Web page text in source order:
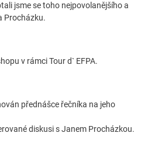
jsme se toho nejpovolanějšího a
Procházku.
v rámci Tour d` EFPA.
přednášce řečníka na jeho
diskusi s Janem Procházkou.